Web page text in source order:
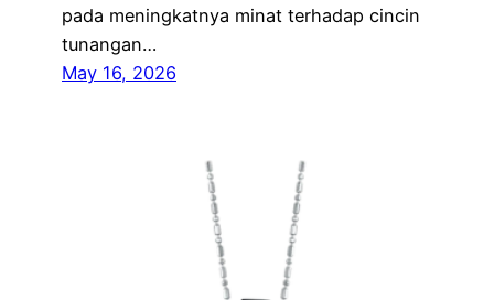
pada meningkatnya minat terhadap cincin
tunangan…
May 16, 2026